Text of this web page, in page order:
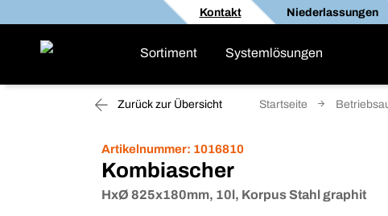
Kontakt Niederlassungen
Sortiment Systemlösungen
Zurück zur Übersicht Startseite
Artikelnummer: 1016810
Kombiascher
HxØ 825x180mm, 10l, Korpus Stahl graphit